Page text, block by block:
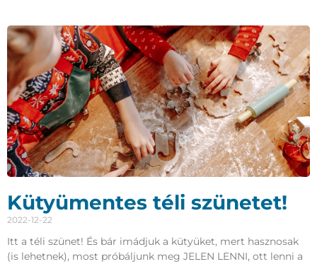
Kütyümentes téli szünetet!
2022-12-22
Itt a téli szünet! És bár imádjuk a kütyüket, mert hasznosak
(is lehetnek), most próbáljunk meg JELEN LENNI, ott lenni a